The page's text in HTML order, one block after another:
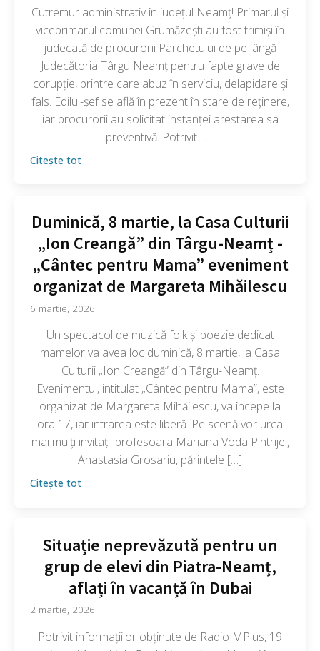
Cutremur administrativ în județul Neamț! Primarul și
viceprimarul comunei Grumăzești au fost trimiși în
judecată de procurorii Parchetului de pe lângă
Judecătoria Târgu Neamț pentru fapte grave de
corupție, printre care abuz în serviciu, delapidare și
fals. Edilul-șef se află în prezent în stare de reținere,
iar procurorii au solicitat instanței arestarea sa
preventivă. Potrivit […]
Citește tot
Duminică, 8 martie, la Casa Culturii
„Ion Creangă” din Târgu-Neamț -
„Cântec pentru Mama” eveniment
organizat de Margareta Mihăilescu
6 martie, 2026
Un spectacol de muzică folk și poezie dedicat
mamelor va avea loc duminică, 8 martie, la Casa
Culturii „Ion Creangă” din Târgu-Neamț.
Evenimentul, intitulat „Cântec pentru Mama”, este
organizat de Margareta Mihăilescu, va începe la
ora 17, iar intrarea este liberă. Pe scenă vor urca
mai mulți invitați: profesoara Mariana Voda Pintrijel,
Anastasia Grosariu, părintele […]
Citește tot
Situație neprevăzută pentru un
grup de elevi din Piatra-Neamț,
aflați în vacanță în Dubai
2 martie, 2026
Potrivit informațiilor obținute de Radio MPlus, 19